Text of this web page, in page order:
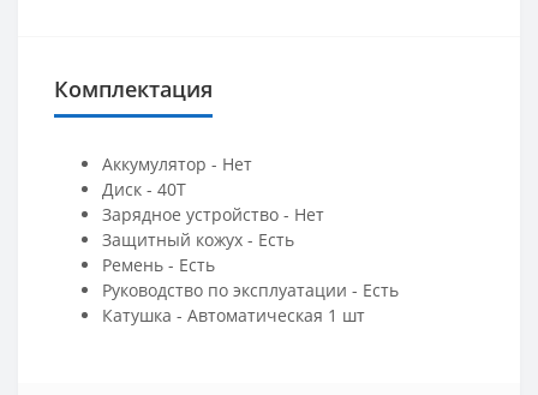
Комплектация
Аккумулятор - Нет
Диск - 40Т
Зарядное устройство - Нет
Защитный кожух - Есть
Ремень - Есть
Руководство по эксплуатации - Есть
Катушка - Автоматическая 1 шт